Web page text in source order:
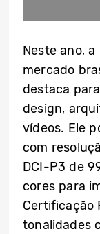
Neste ano,
mercado
destaca
design,
vídeos. Ele
com
DCI-P3 de
cores para
Certificação
tonalidades